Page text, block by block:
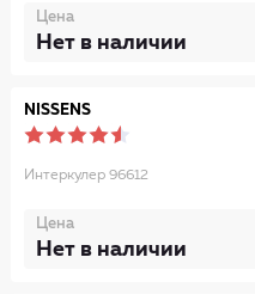
Цена
Нет в наличии
NISSENS
Интеркулер 96612
Цена
Нет в наличии